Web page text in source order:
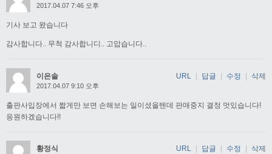
2017.04.07 7:46 오후
기사 보고 왔습니다
감사합니다.. 무척 감사합니디.. 고맙습니다..
이은솔
2017.04.07 9:10 오후
출판사입장에서 짧게만 보면 손해보는 일이셨을텐데 판매중지 결정 멋있습니다!
응원하겠습니다!!
URL | 답글 | 수정 | 삭제
황정식 URL 답글 수정 삭제